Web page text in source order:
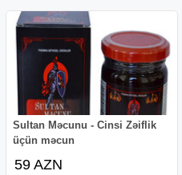
Sultan Məcunu - Cinsi Zəiflik
üçün məcun
59 AZN